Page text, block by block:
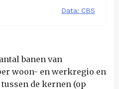
banen van
woon- en werkregio en
de kernen (op